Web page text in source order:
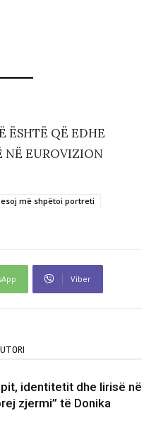
ËSHTË QË EDHE
NË EUROVIZION
më shpëtoi portreti
Viber
identitetit dhe lirisë në
zjermi” të Donika